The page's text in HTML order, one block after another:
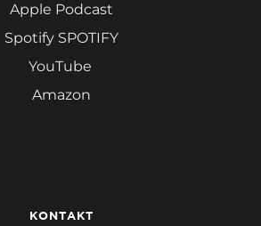
Apple Podcast
Spotify SPOTIFY
YouTube
Amazon
KONTAKT